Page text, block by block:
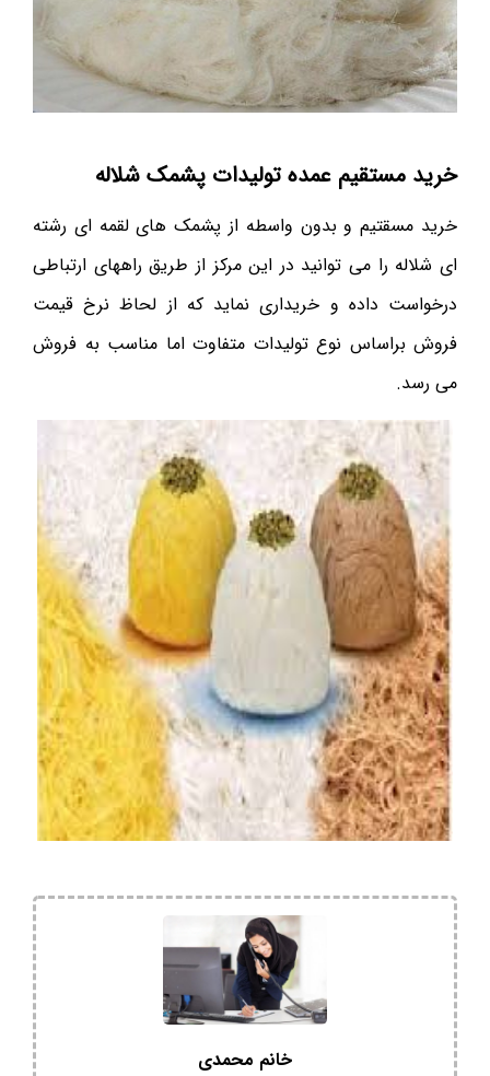
خرید مستقیم عمده تولیدات پشمک شلاله
خرید مسقتیم و بدون واسطه از پشمک های لقمه ای رشته
ای شلاله را می توانید در این مرکز از طریق راههای ارتباطی
درخواست داده و خریداری نماید که از لحاظ نرخ قیمت
فروش براساس نوع تولیدات متفاوت اما مناسب به فروش
می رسد.
خانم محمدی